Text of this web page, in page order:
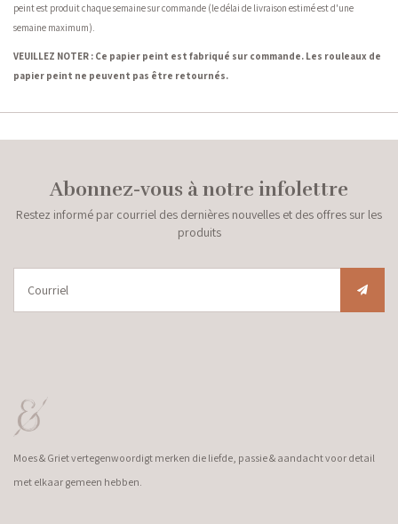
peint est produit chaque semaine sur commande (le délai de livraison estimé est d'une
semaine maximum).
VEUILLEZ NOTER : Ce papier peint est fabriqué sur commande. Les rouleaux de
papier peint ne peuvent pas être retournés.
Abonnez-vous à notre infolettre
Restez informé par courriel des dernières nouvelles et des offres sur les
produits
Moes & Griet vertegenwoordigt merken die liefde, passie & aandacht voor detail
met elkaar gemeen hebben.